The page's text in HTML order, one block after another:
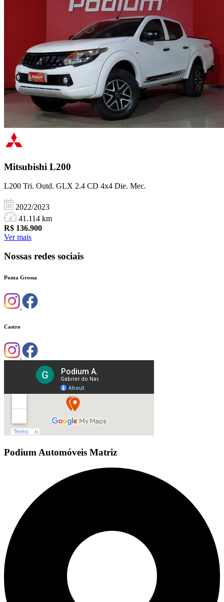
Mitsubishi L200
L200 Tri. Outd. GLX 2.4 CD 4x4 Die. Mec.
2022/2023
41.114 km
R$ 136.900
Ver mais
Nossas redes sociais
Ponta Grossa
Castro
Podium Automóveis Matriz